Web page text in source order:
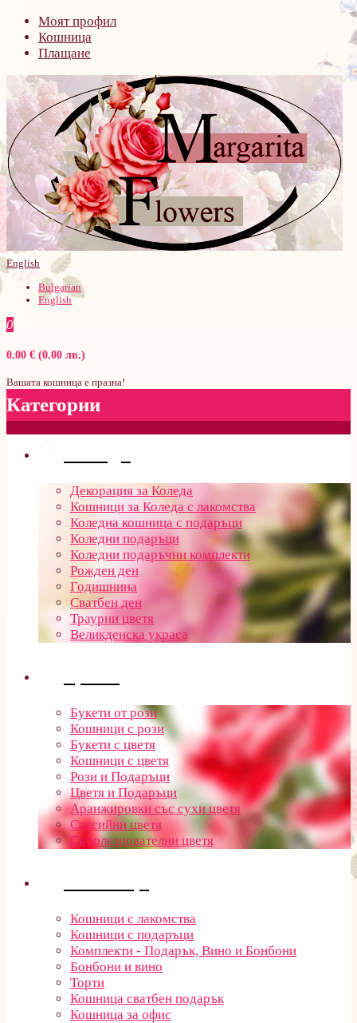
Моят профил
Кошница
Плащане
English
Bulgarian
English
0
0.00 € (0.00 лв.)
Вашата кошница е празна!
Категории
Декорация за Коледа
Кошници за Коледа с лакомства
Коледна кошница с подаръци
Коледни подаръци
Коледни подаръчни комплекти
Рожден ден
Годишнина
Сватбен ден
Траурни цветя
Великденска украса
Букети от рози
Кошници с рози
Букети с цветя
Кошници с цветя
Рози и Подаръци
Цветя и Подаръци
Аранжировки със сухи цветя
Саксийни цветя
Съболезнователни цветя
Кошници с лакомства
Кошници с подаръци
Комплекти - Подарък, Вино и Бонбони
Бонбони и вино
Торти
Кошница сватбен подарък
Кошница за офис